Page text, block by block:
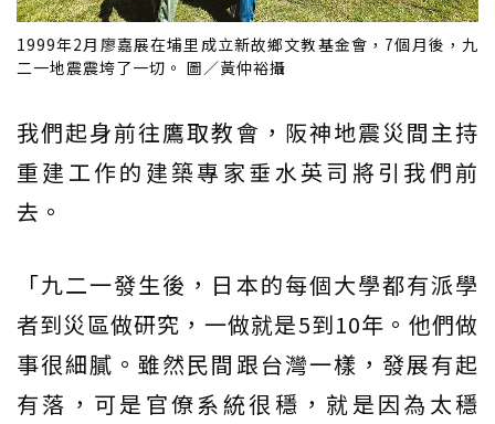
1999年2月廖嘉展在埔里成立新故鄉文教基金會，7個月後，九
二一地震震垮了一切。 圖／黃仲裕攝
我們起身前往鷹取教會，阪神地震災間主持
重建工作的建築專家垂水英司將引我們前
去。
「九二一發生後，日本的每個大學都有派學
者到災區做研究，一做就是5到10年。他們做
事很細膩。雖然民間跟台灣一樣，發展有起
有落，可是官僚系統很穩，就是因為太穩